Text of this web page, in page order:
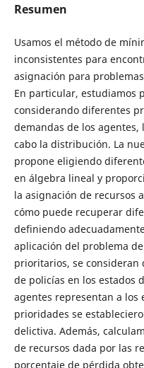
Resumen
Usamos el método de
inconsistentes para
asignación para
En particular, estudiamos
considerando diferentes
demandas de los
cabo la distribución. La
propone eligiendo
en álgebra lineal y
la asignación de recursos
cómo puede recuperar
definiendo
aplicación del problema
prioritarios, se consideran
de policías en los estados
agentes representan a los
prioridades se
delictiva. Además,
de recursos dada por las
porcentaje de pérdida